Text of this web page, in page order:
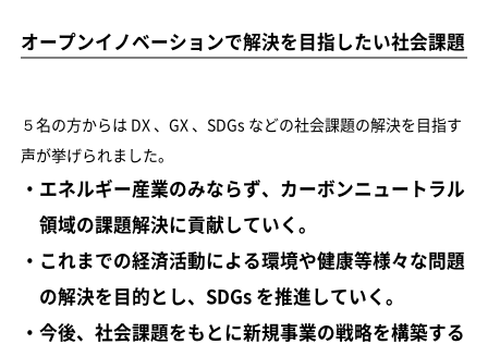
オープンイノベーションで解決を目指したい社会課題
５名の方からは DX 、GX 、SDGs などの社会課題の解決を目指す
声が挙げられました。
・エネルギー産業のみならず、カーボンニュートラル
領域の課題解決に貢献していく。
・これまでの経済活動による環境や健康等様々な問題
の解決を目的とし、SDGs を推進していく。
・今後、社会課題をもとに新規事業の戦略を構築する